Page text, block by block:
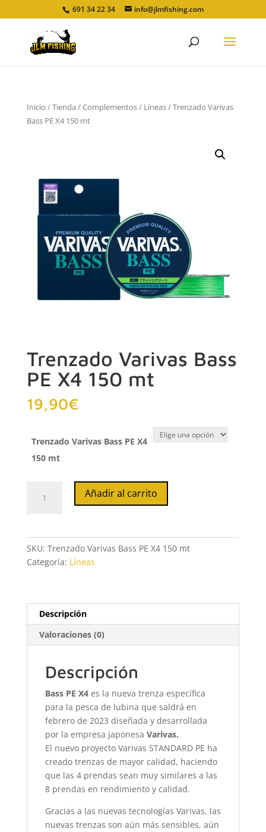
691 34 22 34 info@jlmfishing.com
Inicio /Tienda /Complementos/ Líneas/ Trenzado Varivas
Bass PE X4 150 mt
Trenzado Varivas Bass
PE X4 150 mt
19,90€
Trenzado Varivas Bass PE X4
150 mt
Varivas
Añadir al carrito
SKU: Trenzado Varivas Bass PE X4 150 mt
Categoría: Líneas
Descripción
Valoraciones (0)
Descripción
Bass PE X4es la nueva trenza específica
para la pesca de lubina que saldrá en
febrero de 2023 diseñada y desarrollada
por la empresa japonesa Varivas.
El nuevo proyecto Varivas STANDARD PE ha
creado trenzas de mayor calidad, haciendo
que las 4 prendas sean muy similares a las
8 prendas en rendimiento y calidad.
Gracias a las nuevas tecnologías Varivas, las
nuevas trenzas son aún más sensibles, aún